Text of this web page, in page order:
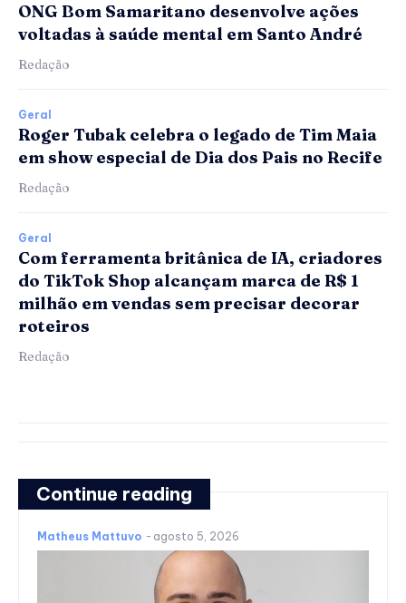
ONG Bom Samaritano desenvolve ações
voltadas à saúde mental em Santo André
Redação
Geral
Roger Tubak celebra o legado de Tim Maia
em show especial de Dia dos Pais no Recife
Redação
Geral
Com ferramenta britânica de IA, criadores
do TikTok Shop alcançam marca de R$ 1
milhão em vendas sem precisar decorar
roteiros
Redação
Continue reading
Matheus Mattuvo - agosto 5, 2026